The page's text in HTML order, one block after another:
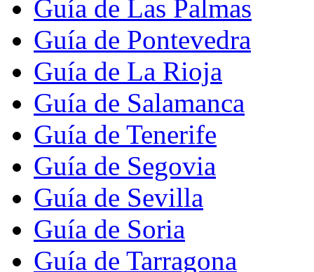
Guía de Las Palmas
Guía de Pontevedra
Guía de La Rioja
Guía de Salamanca
Guía de Tenerife
Guía de Segovia
Guía de Sevilla
Guía de Soria
Guía de Tarragona